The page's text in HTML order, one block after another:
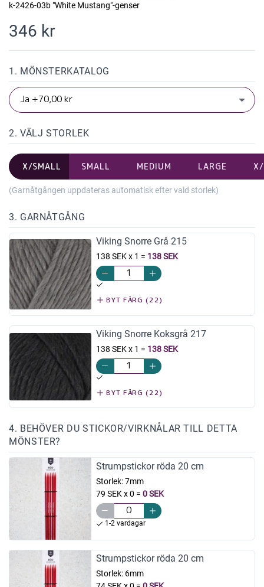
k-2426-03b "White Mustang"-genser
346 kr
1. MÖNSTERKATALOG
2. VÄLJ STORLEK
X/SMALL SMALL MEDIUM LARGE
(Garnåtgången uppdateras automatisk efter vald storlek)
3. GARNÅTGÅNG
Viking Snorre Grå 215
138 SEK x 1 = 138 SEK
BYT FÄRG (22)
Viking Snorre Koksgrå 217
138 SEK x 1 = 138 SEK
BYT FÄRG (22)
4. BEHÖVER DU STICKOR/VIRKNÅLAR TILL DETTA
MÖNSTER?
Strumpstickor röda 20 cm
Storlek:7mm
79 SEK x 0 = 0 SEK
1-2 vardagar
Strumpstickor röda 20 cm
Storlek: 6mm